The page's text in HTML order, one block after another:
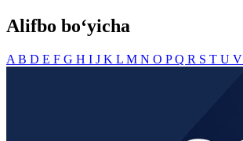
Alifbo bo‘yicha
A B D E F G H I J K L M N O PQ R S T U V